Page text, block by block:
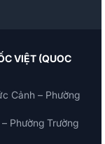
VIỆT (QUOC
Cảnh – Phường
Phường Trường